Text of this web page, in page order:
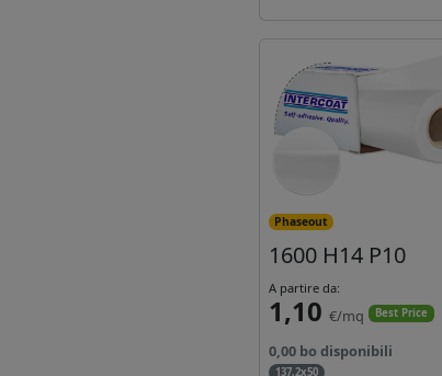
Phaseout
1600 H14 P10
A partire da:
1,10 €/mq Best Price
0,00 bo disponibili
137,2x50